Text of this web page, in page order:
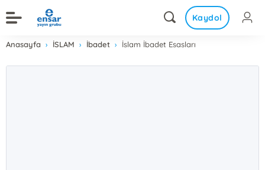
Kaydol
Anasayfa İSLAM İbadet İslam İbadet Esasları